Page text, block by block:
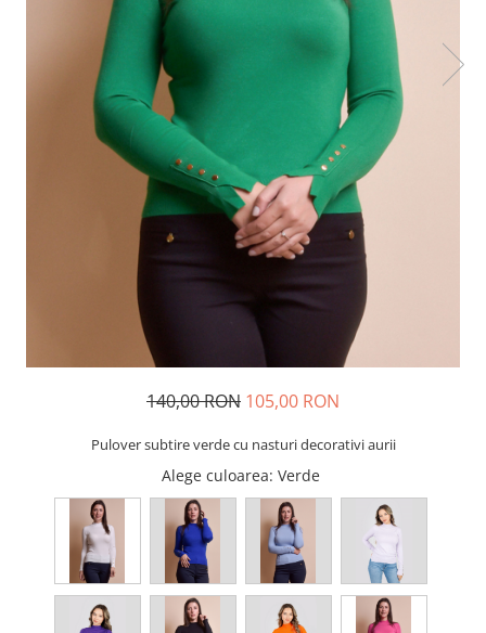
140,00 RON 105,00 RON
Pulover subtire verde cu nasturi decorativi aurii
Alege culoarea: Verde